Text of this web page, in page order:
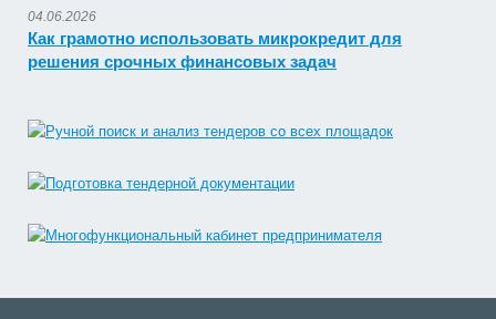
04.06.2026
Как грамотно использовать микрокредит для
решения срочных финансовых задач